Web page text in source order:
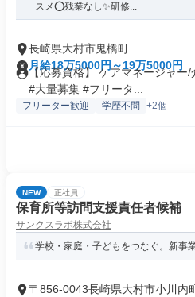
スメ⭕️残業なし✨研修...
長崎県大村市鬼橋町
月給18万5000円～19万5000円
【応募資格】 ケアマネージャー
#大量募集 #フリータ...
フリーター歓迎 学歴不問 +2個
NEW 正社員
保育所等訪問支援責任者候補
サンクスラボ株式会社
学校・家庭・子どもをつなぐ。新事
〒856-0043長崎県大村市小川内